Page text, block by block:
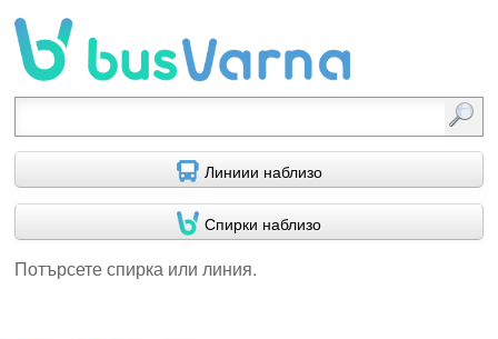
Линиии наблизо
Спирки наблизо
Потърсете спирка или линия.